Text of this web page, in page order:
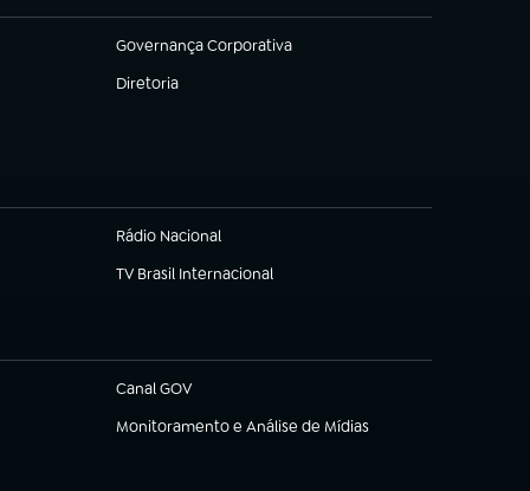
Governança Corporativa
(abre em nova aba)
Diretoria
(abre em nova aba)
Rádio Nacional
(abre em nova aba)
TV Brasil Internacional
(abre em nova aba)
Canal GOV
(abre em nova aba)
Monitoramento e Análise de Mídias
(abre em nova aba)